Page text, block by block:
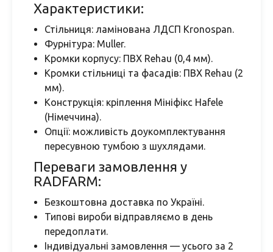
Характеристики:
Стільниця: ламінована ЛДСП Kronospan.
Фурнітура: Muller.
Кромки корпусу: ПВХ Rehau (0,4 мм).
Кромки стільниці та фасадів: ПВХ Rehau (2
мм).
Конструкція: кріплення Мініфікс Hafele
(Німеччина).
Опції: можливість доукомплектування
пересувною тумбою з шухлядами.
Переваги замовлення у
RADFARM:
Безкоштовна доставка по Україні.
Типові вироби відправляємо в день
передоплати.
Індивідуальні замовлення — усього за 2